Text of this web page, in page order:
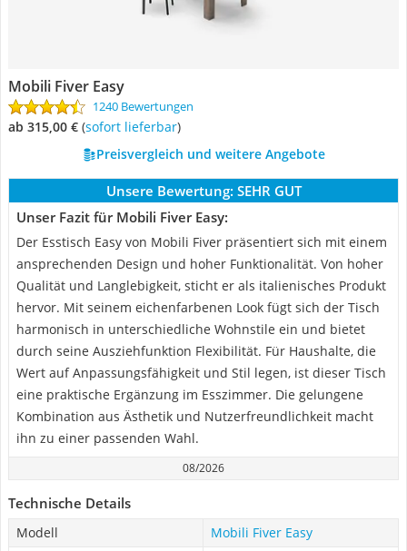
Mobili Fiver Easy
1240 Bewertungen
ab 315,00 € ( Sofort lieferbar)
Preisvergleich und weitere Angebote
Unsere Bewertung: SEHR GUT
Unser Fazit für Mobili Fiver Easy:
Der Esstisch Easy von Mobili Fiver präsentiert sich mit einem
ansprechenden Design und hoher Funktionalität. Von hoher
Qualität und Langlebigkeit, sticht er als italienisches Produkt
hervor. Mit seinem eichenfarbenen Look fügt sich der Tisch
harmonisch in unterschiedliche Wohnstile ein und bietet
durch seine Ausziehfunktion Flexibilität. Für Haushalte, die
Wert auf Anpassungsfähigkeit und Stil legen, ist dieser Tisch
eine praktische Ergänzung im Esszimmer. Die gelungene
Kombination aus Ästhetik und Nutzerfreundlichkeit macht
ihn zu einer passenden Wahl.
08/2026
Technische Details
Modell
Mobili Fiver Easy